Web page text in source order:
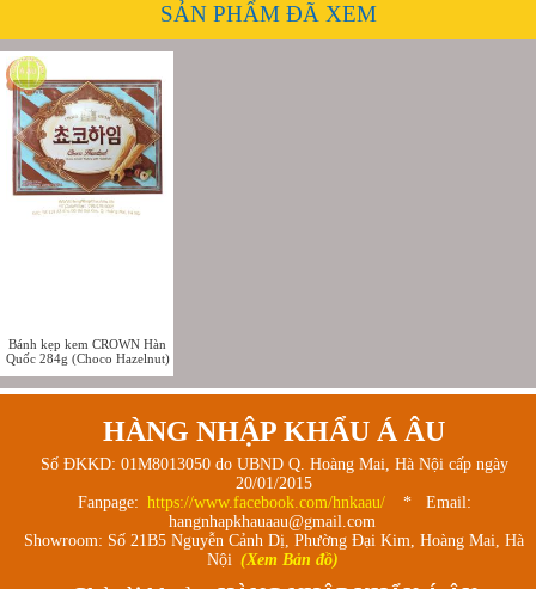
SẢN PHẨM ĐÃ XEM
Bánh kẹp kem CROWN Hàn
Quốc 284g (Choco Hazelnut)
HÀNG NHẬP KHẨU Á ÂU
Số ĐKKD: 01M8013050 do UBND Q. Hoàng Mai, Hà Nội cấp ngày
20/01/2015
Fanpage: https://www.facebook.com/hnkaau/
* Email:
hangnhapkhauaau@gmail.com
Showroom: Số 21B5 Nguyễn Cảnh Dị, Phường Đại Kim, Hoàng Mai, Hà
Nội (Xem Bản đồ)